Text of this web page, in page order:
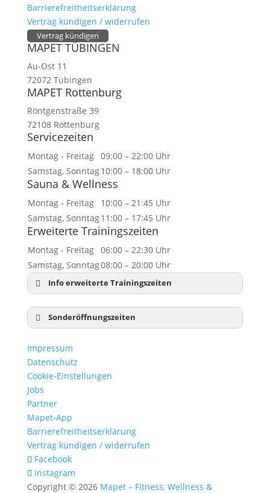
Barrierefreitheitserklärung
Vertrag kündigen / widerrufen
Vertrag kündigen
MAPET TÜBINGEN
Au-Ost 11
72072 Tübingen
MAPET Rottenburg
Röntgenstraße 39
72108 Rottenburg
Servicezeiten
Montag - Freitag 09:00 – 22:00 Uhr
Samstag, Sonntag10:00 – 18:00 Uhr
Sauna & Wellness
Montag - Freitag
10:00 – 21:45 Uhr
Samstag, Sonntag11:00 – 17:45 Uhr
Erweiterte Trainingszeiten
Montag - Freitag 06:00 – 22:30 Uhr
Samstag, Sonntag08:00 – 20:00 Uhr
Info erweiterte Trainingszeiten
Sonderöffnungszeiten
Dreikönig:
Karfreitag:
Ostersonntag:
Ostermontag
Christi Himmelfahrt:
Pfingstsonntag:
geschlossen
Pfingstmontag:
Fronleichnam:
Tag der dt. Einheit:
10:00 – 18:00 Uhr
Impressum
Datenschutz
Cookie-Einstellungen
Jobs
Partner
Mapet-App
Barrierefreitheitserklärung
Vertrag kündigen / widerrufen
Facebook
Instagram
Copyright © 2026 Mapet – Fitness, Wellness &